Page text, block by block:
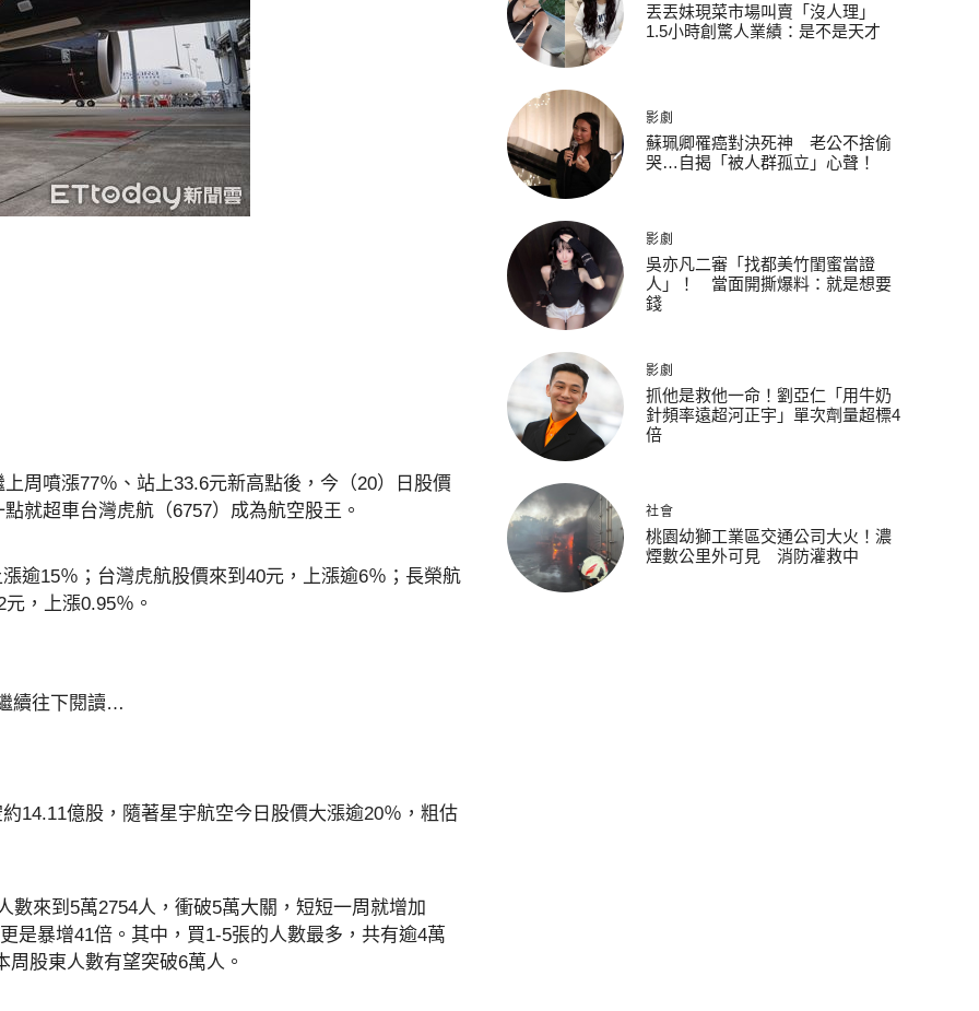
周噴漲77％、站上33.6元新高點後，今（20）日股價
就超車台灣虎航（6757）成為航空股王。
逾15％；台灣虎航股價來到40元，上漲逾6％；長榮航
，上漲0.95％。
續往下閱讀…
14.11億股，隨著星宇航空今日股價大漲逾20％，粗估
來到5萬2754人，衝破5萬大關，短短一周就增加
是暴增41倍。其中，買1-5張的人數最多，共有逾4萬
股東人數有望突破6萬人。
丟丟妹現菜市場叫賣「沒人理」
1.5小時創驚人業績：是不是天才
影劇
蘇珮卿罹癌對決死神 老公不捨偷
哭…自揭「被人群孤立」心聲！
影劇
吳亦凡二審「找都美竹閨蜜當證
人」！ 當面開撕爆料：就是想要
錢
影劇
抓他是救他一命！劉亞仁「用牛奶
針頻率遠超河正宇」單次劑量超標4
倍
社會
桃園幼獅工業區交通公司大火！濃
煙數公里外可見 消防灌救中